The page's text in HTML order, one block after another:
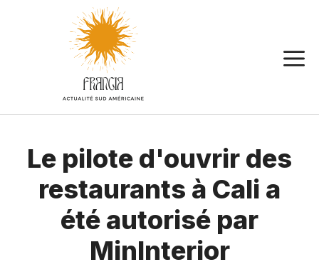
Le pilote d'ouvrir des
restaurants à Cali a
été autorisé par
MinInterior